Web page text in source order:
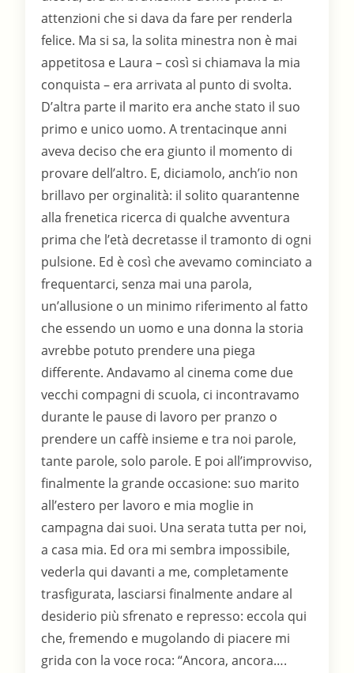
attenzioni che si dava da fare per renderla
felice. Ma si sa, la solita minestra non è mai
appetitosa e Laura – così si chiamava la mia
conquista – era arrivata al punto di svolta.
D’altra parte il marito era anche stato il suo
primo e unico uomo. A trentacinque anni
aveva deciso che era giunto il momento di
provare dell’altro. E, diciamolo, anch’io non
brillavo per orginalità: il solito quarantenne
alla frenetica ricerca di qualche avventura
prima che l’età decretasse il tramonto di ogni
pulsione. Ed è così che avevamo cominciato a
frequentarci, senza mai una parola,
un’allusione o un minimo riferimento al fatto
che essendo un uomo e una donna la storia
avrebbe potuto prendere una piega
differente. Andavamo al cinema come due
vecchi compagni di scuola, ci incontravamo
durante le pause di lavoro per pranzo o
prendere un caffè insieme e tra noi parole,
tante parole, solo parole. E poi all’improvviso,
finalmente la grande occasione: suo marito
all’estero per lavoro e mia moglie in
campagna dai suoi. Una serata tutta per noi,
a casa mia. Ed ora mi sembra impossibile,
vederla qui davanti a me, completamente
trasfigurata, lasciarsi finalmente andare al
desiderio più sfrenato e represso: eccola qui
che, fremendo e mugolando di piacere mi
grida con la voce roca: “Ancora, ancora….